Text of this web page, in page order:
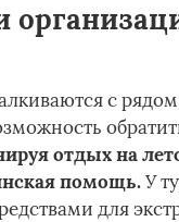
с
отдых на
помощь.У
для